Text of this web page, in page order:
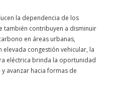
la dependencia de los
también contribuyen a disminuir
en áreas urbanas,
congestión vehicular, la
eléctrica brinda la oportunidad
avanzar hacia formas de